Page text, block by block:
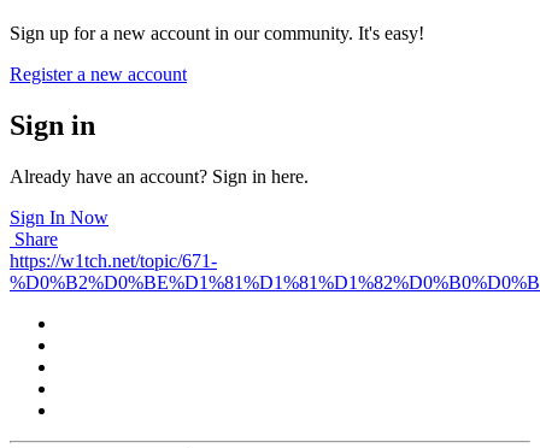
Sign up for a new account in our community. It's easy!
Register a new account
Sign in
Already have an account? Sign in here.
Sign In Now
Share
https://w1tch.net/topic/671-